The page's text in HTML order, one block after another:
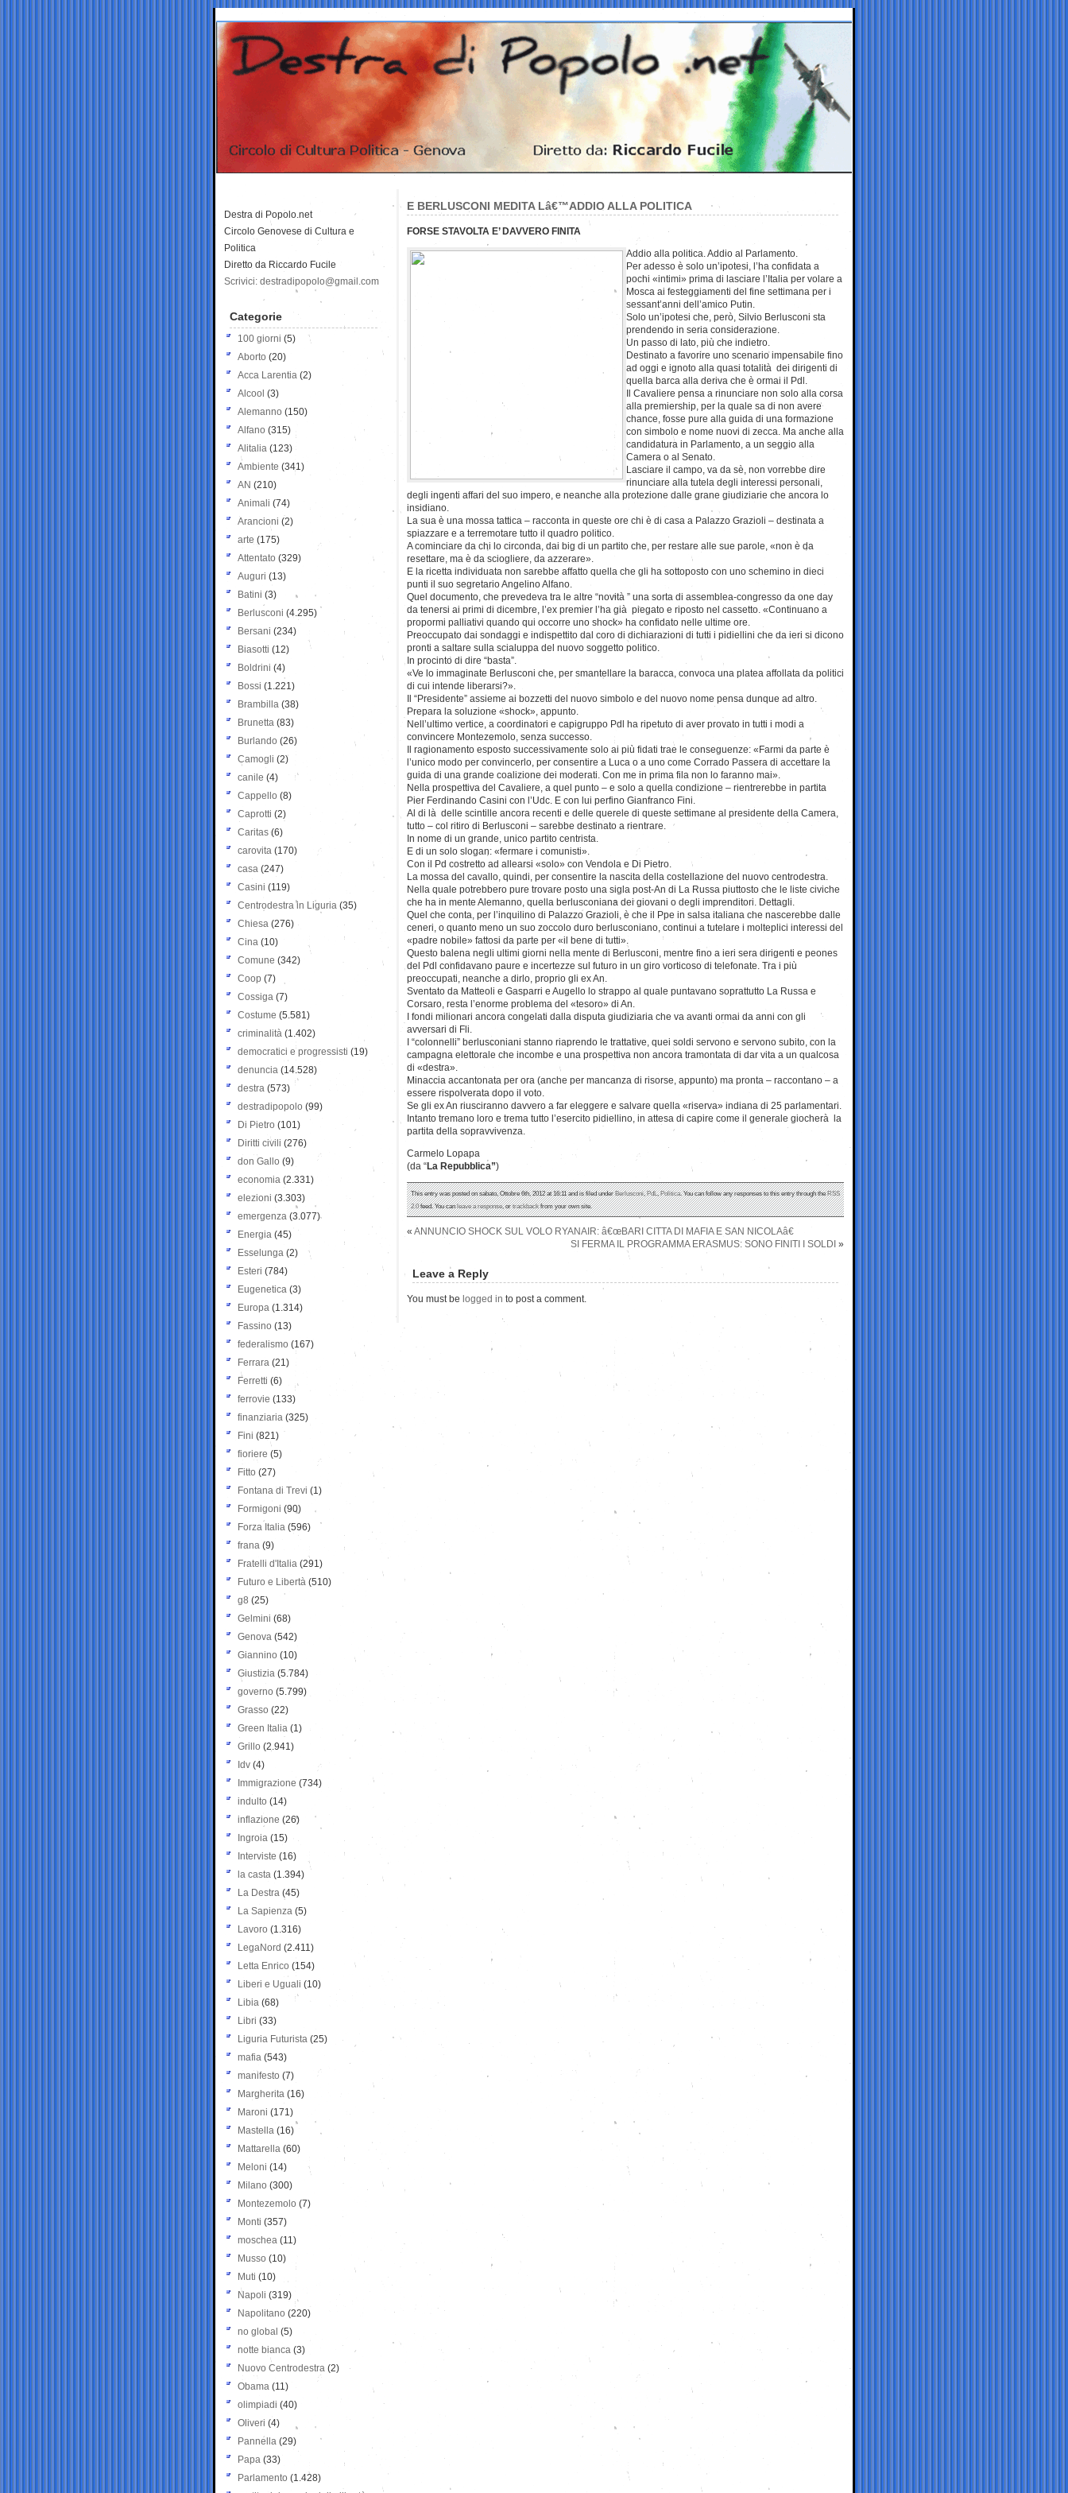
E BERLUSCONI MEDITA Lâ€™ADDIO ALLA POLITICA
FORSE STAVOLTA E’ DAVVERO FINITA
Addio alla politica. Addio al Parlamento.
Per adesso è solo un’ipotesi, l’ha confidata a
pochi «intimi» prima di lasciare l’Italia per volare a
Mosca ai festeggiamenti del fine settimana per i
sessant’anni dell’amico Putin.
Solo un’ipotesi che, però, Silvio Berlusconi sta
prendendo in seria considerazione.
Un passo di lato, più che indietro.
Destinato a favorire uno scenario impensabile fino
ad oggi e ignoto alla quasi totalità dei dirigenti di
quella barca alla deriva che è ormai il Pdl.
Il Cavaliere pensa a rinunciare non solo alla corsa
alla premiership, per la quale sa di non avere
chance, fosse pure alla guida di una formazione
con simbolo e nome nuovi di zecca. Ma anche alla
candidatura in Parlamento, a un seggio alla
Camera o al Senato.
Lasciare il campo, va da sè, non vorrebbe dire
rinunciare alla tutela degli interessi personali,
degli ingenti affari del suo impero, e neanche alla protezione dalle grane giudiziarie che ancora lo
insidiano.
La sua è una mossa tattica – racconta in queste ore chi è di casa a Palazzo Grazioli – destinata a
spiazzare e a terremotare tutto il quadro politico.
A cominciare da chi lo circonda, dai big di un partito che, per restare alle sue parole, «non è da
resettare, ma è da sciogliere, da azzerare».
E la ricetta individuata non sarebbe affatto quella che gli ha sottoposto con uno schemino in dieci
punti il suo segretario Angelino Alfano.
Quel documento, che prevedeva tra le altre “novità ” una sorta di assemblea-congresso da one day
da tenersi ai primi di dicembre, l’ex premier l’ha già piegato e riposto nel cassetto. «Continuano a
propormi palliativi quando qui occorre uno shock» ha confidato nelle ultime ore.
Preoccupato dai sondaggi e indispettito dal coro di dichiarazioni di tutti i pidiellini che da ieri si dicono
pronti a saltare sulla scialuppa del nuovo soggetto politico.
In procinto di dire “basta”.
«Ve lo immaginate Berlusconi che, per smantellare la baracca, convoca una platea affollata da politici
di cui intende liberarsi?».
Il “Presidente” assieme ai bozzetti del nuovo simbolo e del nuovo nome pensa dunque ad altro.
Prepara la soluzione «shock», appunto.
Nell’ultimo vertice, a coordinatori e capigruppo Pdl ha ripetuto di aver provato in tutti i modi a
convincere Montezemolo, senza successo.
Il ragionamento esposto successivamente solo ai più fidati trae le conseguenze: «Farmi da parte è
l’unico modo per convincerlo, per consentire a Luca o a uno come Corrado Passera di accettare la
guida di una grande coalizione dei moderati. Con me in prima fila non lo faranno mai».
Nella prospettiva del Cavaliere, a quel punto – e solo a quella condizione – rientrerebbe in partita
Pier Ferdinando Casini con l’Udc. E con lui perfino Gianfranco Fini.
Al di là delle scintille ancora recenti e delle querele di queste settimane al presidente della Camera,
tutto – col ritiro di Berlusconi – sarebbe destinato a rientrare.
In nome di un grande, unico partito centrista.
E di un solo slogan: «fermare i comunisti».
Con il Pd costretto ad allearsi «solo» con Vendola e Di Pietro.
La mossa del cavallo, quindi, per consentire la nascita della costellazione del nuovo centrodestra.
Nella quale potrebbero pure trovare posto una sigla post-An di La Russa piuttosto che le liste civiche
che ha in mente Alemanno, quella berlusconiana dei giovani o degli imprenditori. Dettagli.
Quel che conta, per l’inquilino di Palazzo Grazioli, è che il Ppe in salsa italiana che nascerebbe dalle
ceneri, o quanto meno un suo zoccolo duro berlusconiano, continui a tutelare i molteplici interessi del
«padre nobile» fattosi da parte per «il bene di tutti».
Questo balena negli ultimi giorni nella mente di Berlusconi, mentre fino a ieri sera dirigenti e peones
del Pdl confidavano paure e incertezze sul futuro in un giro vorticoso di telefonate. Tra i più
preoccupati, neanche a dirlo, proprio gli ex An.
Sventato da Matteoli e Gasparri e Augello lo strappo al quale puntavano soprattutto La Russa e
Corsaro, resta l’enorme problema del «tesoro» di An.
I fondi milionari ancora congelati dalla disputa giudiziaria che va avanti ormai da anni con gli
avversari di Fli.
I “colonnelli” berlusconiani stanno riaprendo le trattative, quei soldi servono e servono subito, con la
campagna elettorale che incombe e una prospettiva non ancora tramontata di dar vita a un qualcosa
di «destra».
Minaccia accantonata per ora (anche per mancanza di risorse, appunto) ma pronta – raccontano – a
essere rispolverata dopo il voto.
Se gli ex An riusciranno davvero a far eleggere e salvare quella «riserva» indiana di 25 parlamentari.
Intanto tremano loro e trema tutto l’esercito pidiellino, in attesa di capire come il generale giocherà la
partita della sopravvivenza.
Carmelo Lopapa
(da “La Repubblica”)
This entry was posted on sabato, Ottobre 6th, 2012 at 16:11 and is filed underBerlusconi,PdL,Politica. You can follow any responses to this entry through theRSS
2.0feed. You canleave a response, ortrackbackfrom your own site.
« ANNUNCIO SHOCK SUL VOLO RYANAIR: â€œBARI CITTA DI MAFIA E SAN NICOLAâ€
SI FERMA IL PROGRAMMA ERASMUS: SONO FINITI I SOLDI »
Leave a Reply
You must be logged in to post a comment.
Destra di Popolo.net
Circolo Genovese di Cultura e
Politica
Diretto da Riccardo Fucile
Scrivici: destradipopolo@gmail.com
Categorie
100 giorni (5)
Aborto (20)
Acca Larentia (2)
Alcool (3)
Alemanno (150)
Alfano (315)
Alitalia (123)
Ambiente (341)
AN (210)
Animali (74)
Arancioni (2)
arte (175)
Attentato (329)
Auguri (13)
Batini (3)
Berlusconi (4.295)
Bersani (234)
Biasotti (12)
Boldrini (4)
Bossi (1.221)
Brambilla (38)
Brunetta (83)
Burlando (26)
Camogli (2)
canile (4)
Cappello (8)
Caprotti (2)
Caritas (6)
carovita (170)
casa (247)
Casini (119)
Centrodestra in Liguria (35)
Chiesa (276)
Cina (10)
Comune (342)
Coop (7)
Cossiga (7)
Costume (5.581)
criminalità (1.402)
democratici e progressisti (19)
denuncia (14.528)
destra (573)
destradipopolo (99)
Di Pietro (101)
Diritti civili (276)
don Gallo (9)
economia (2.331)
elezioni (3.303)
emergenza (3.077)
Energia (45)
Esselunga (2)
Esteri (784)
Eugenetica (3)
Europa (1.314)
Fassino (13)
federalismo (167)
Ferrara (21)
Ferretti (6)
ferrovie (133)
finanziaria (325)
Fini (821)
fioriere (5)
Fitto (27)
Fontana di Trevi (1)
Formigoni (90)
Forza Italia (596)
frana (9)
Fratelli d'Italia (291)
Futuro e Libertà (510)
g8 (25)
Gelmini (68)
Genova (542)
Giannino (10)
Giustizia (5.784)
governo (5.799)
Grasso (22)
Green Italia (1)
Grillo (2.941)
Idv (4)
Immigrazione (734)
indulto (14)
inflazione (26)
Ingroia (15)
Interviste (16)
la casta (1.394)
La Destra (45)
La Sapienza (5)
Lavoro (1.316)
LegaNord (2.411)
Letta Enrico (154)
Liberi e Uguali (10)
Libia (68)
Libri (33)
Liguria Futurista (25)
mafia (543)
manifesto (7)
Margherita (16)
Maroni (171)
Mastella (16)
Mattarella (60)
Meloni (14)
Milano (300)
Montezemolo (7)
Monti (357)
moschea (11)
Musso (10)
Muti (10)
Napoli (319)
Napolitano (220)
no global (5)
notte bianca (3)
Nuovo Centrodestra (2)
Obama (11)
olimpiadi (40)
Oliveri (4)
Pannella (29)
Papa (33)
Parlamento (1.428)